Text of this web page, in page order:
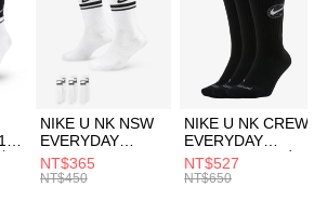
付」結帳流程】
擇「AFTEE先享後付」後，將跳轉至「AFTEE先享後
行簡訊認證並確認金額後，即可完成結帳。
內，您將收到繳費通知簡訊。
簡訊後14天內，點擊此簡訊中的連結，可透過四大超商
／等多元方式進行付款，方視為交易完成。
續完成當下不需立刻繳費，但若您需要取消訂單，請聯
未經商家同意取消之訂單仍視為有效，需透過AFTEE
費用。
NT$1,500(含以上)免運費
NT$1,500(含以上)免運費
NT$1,500(含以上)免運費
穿搭｜短袖上衣4折起
NIKE U NK NSW
EVERYDAY
ESSENTIAL CR
男女 短統襪
NT$365
NT$450
NIKE U NK CREW
EVERYDAY
BBALL 3PR 男女
長統襪
NT$527
NT$650